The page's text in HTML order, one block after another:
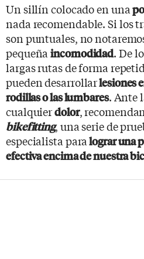
Un sillín colocado en una
nada recomendable. Si los
son puntuales, no
pequeñaincomodidad. De
largas rutas de forma
pueden desarrollarlesiones
rodillas o las lumbares. Ante
cualquierdolor,
bikefitting, una serie de
especialista para lograr una
efectiva encima de nuestra